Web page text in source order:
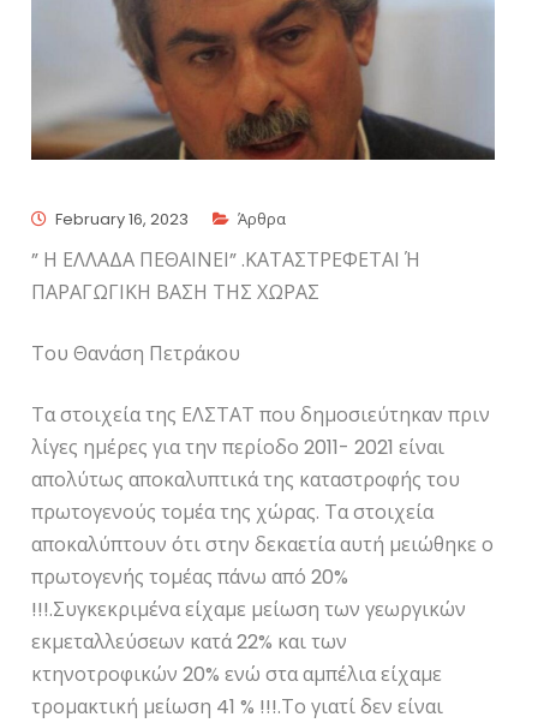
February 16, 2023 Άρθρα
” Η ΕΛΛΑΔΑ ΠΕΘΑΙΝΕΙ” .ΚΑΤΑΣΤΡΕΦΕΤΑΙ Ή
ΠΑΡΑΓΩΓΙΚΗ ΒΑΣΗ ΤΗΣ ΧΩΡΑΣ
Του Θανάση Πετράκου
Τα στοιχεία της ΕΛΣΤΑΤ που δημοσιεύτηκαν πριν
λίγες ημέρες για την περίοδο 2011- 2021 είναι
απολύτως αποκαλυπτικά της καταστροφής του
πρωτογενούς τομέα της χώρας. Τα στοιχεία
αποκαλύπτουν ότι στην δεκαετία αυτή μειώθηκε ο
πρωτογενής τομέας πάνω από 20%
!!!.Συγκεκριμένα είχαμε μείωση των γεωργικών
εκμεταλλεύσεων κατά 22% και των
κτηνοτροφικών 20% ενώ στα αμπέλια είχαμε
τρομακτική μείωση 41 % !!!.Το γιατί δεν είναι